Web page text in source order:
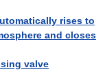
rises to
and closes
valve